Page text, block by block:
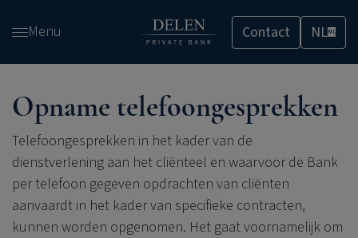
en
inhoud
gaan
Menu Contact NLNL
Opname telefoongesprekken
Telefoongesprekken in het kader van de
dienstverlening aan het cliënteel en waarvoor de Bank
per telefoon gegeven opdrachten van cliënten
aanvaardt in het kader van specifieke contracten,
kunnen worden opgenomen. Het gaat voornamelijk om